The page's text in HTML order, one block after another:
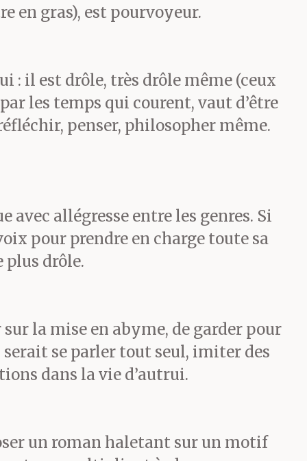
un
était
Pas
le
en gras), est pourvoyeur.
: il est drôle, très drôle même (ceux
les temps qui courent, vaut d’être
penser, philosopher même.
allégresse entre les genres. Si
pour prendre en charge toute sa
plus drôle.
la mise en abyme, de garder pour
se parler tout seul, imiter des
dans la vie d’autrui.
un roman haletant sur un motif